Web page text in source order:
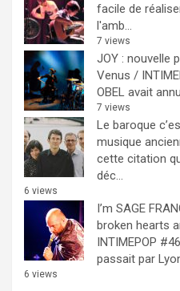
facile de
l'amb...
7 views
JOY : nouvelle
Venus /
OBEL avait
7 views
Le baroque
musique
cette citation
déc...
6 views
I’m SAGE
broken hearts
INTIMEPOP
passait par
6 views